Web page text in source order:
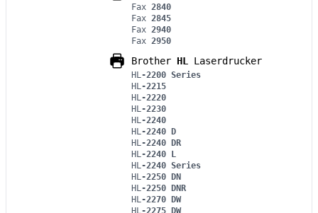
Fax 2840
Fax 2845
Fax 2940
Fax 2950
Brother HL Laserdrucker
HL-2200 Series
HL-2215
HL-2220
HL-2230
HL-2240
HL-2240 D
HL-2240 DR
HL-2240 L
HL-2240 Series
HL-2250 DN
HL-2250 DNR
HL-2270 DW